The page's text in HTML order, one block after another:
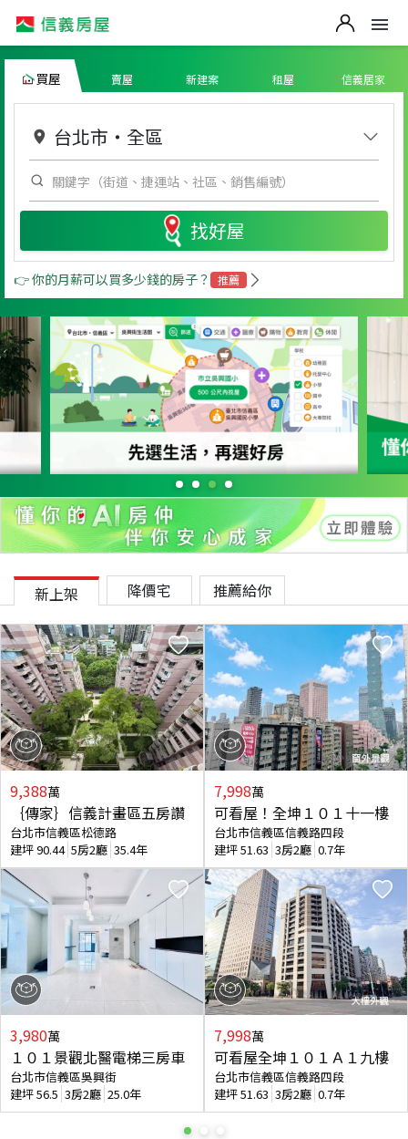
買屋 賣屋 新建案 租屋 信義居家
台北市 ・ 全區
找好屋
👉 你的月薪可以買多少錢的房子？ 推薦
新上架 降價宅 推薦給你
9,388萬
｛傳家｝信義計畫區五房讚
台北市信義區松德路
建坪90.44 5房2廳 35.4年
3,980萬
１０１景觀北醫電梯三房車
台北市信義區吳興街
建坪56.5 3房2廳 25.0年
7,998萬
可看屋！全坤１０１十一樓
台北市信義區信義路四段
建坪51.63 3房2廳 0.7年
7,998萬
可看屋全坤１０１Ａ１九樓
台北市信義區信義路四段
建坪51.63 3房2廳 0.7年